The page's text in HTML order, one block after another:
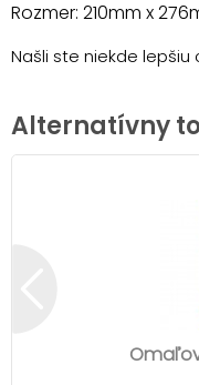
Rozmer: 210mm x
Našli ste niekde lepšiu
Alternatívny